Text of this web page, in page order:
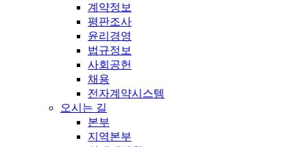
계약정보
평판조사
윤리경영
법규정보
사회공헌
채용
전자계약시스템
오시는 길
본부
지역본부